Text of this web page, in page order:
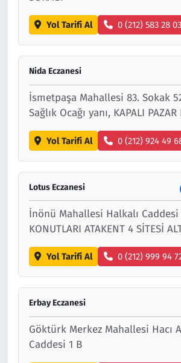
Yol Tarifi Al 0 (212) 583 28 03
Nida Eczanesi
İsmetpaşa Mahallesi 83. Sokak
Sağlık Ocağı yanı, KAPALI PAZAR
Yol Tarifi Al 0 (212) 924 49
Lotus Eczanesi
İnönü Mahallesi Halkalı Caddesi
KONUTLARI ATAKENT 4 SİTESİ
Yol Tarifi Al 0 (212) 999 94
Erbay Eczanesi
Göktürk Merkez Mahallesi Hacı
Caddesi 1 B